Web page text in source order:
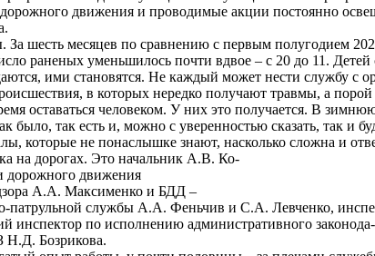
движения и проводимые акции постоянно
шесть месяцев по сравнению с первым полугодием
раненых уменьшилось почти вдвое – с 20 до 11. Детей
ими становятся. Не каждый может нести службу с
в которых нередко получают травмы, а
оставаться человеком. У них это получается. В
было, так есть и, можно с уверенностью сказать, так и
которые не понаслышке знают, насколько сложна и
на дорогах. Это начальник А.В. Ко-
дорожного движения
А.А. Максименко и БДД –
патрульной службы А.А. Феньчив и С.А. Левченко,
по исполнению административного законода-
Н.Д. Бозрикова.